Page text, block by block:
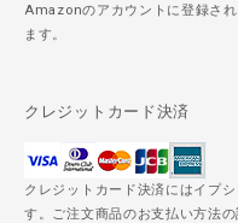
Amazonのアカウントに登録さ
ます。
クレジットカード決済
クレジットカード決済にはイプ
す。ご注文商品のお支払い方法